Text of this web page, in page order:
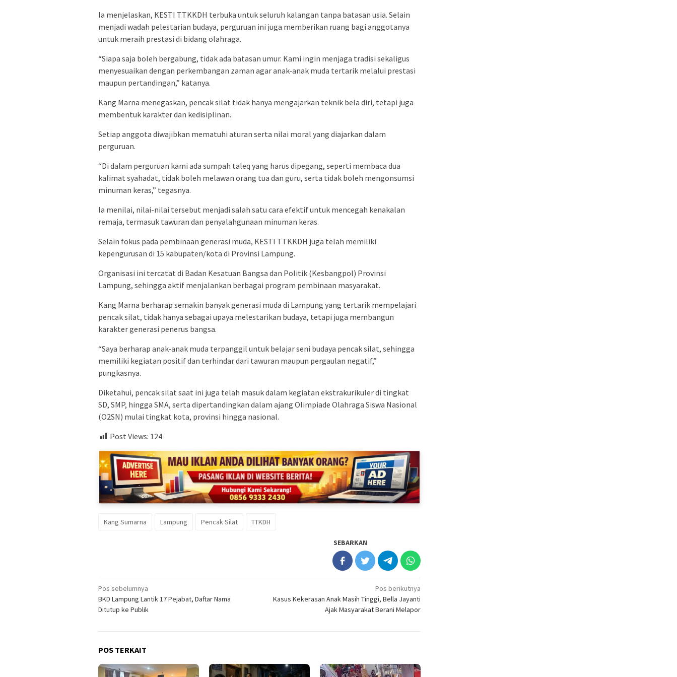
Ia menjelaskan, KESTI TTKKDH terbuka untuk seluruh kalangan tanpa batasan usia. Selain
menjadi wadah pelestarian budaya, perguruan ini juga memberikan ruang bagi anggotanya
untuk meraih prestasi di bidang olahraga.
“Siapa saja boleh bergabung, tidak ada batasan umur. Kami ingin menjaga tradisi sekaligus
menyesuaikan dengan perkembangan zaman agar anak-anak muda tertarik melalui prestasi
maupun pertandingan,” katanya.
Kang Marna menegaskan, pencak silat tidak hanya mengajarkan teknik bela diri, tetapi juga
membentuk karakter dan kedisiplinan.
Setiap anggota diwajibkan mematuhi aturan serta nilai moral yang diajarkan dalam
perguruan.
“Di dalam perguruan kami ada sumpah taleq yang harus dipegang, seperti membaca dua
kalimat syahadat, tidak boleh melawan orang tua dan guru, serta tidak boleh mengonsumsi
minuman keras,” tegasnya.
Ia menilai, nilai-nilai tersebut menjadi salah satu cara efektif untuk mencegah kenakalan
remaja, termasuk tawuran dan penyalahgunaan minuman keras.
Selain fokus pada pembinaan generasi muda, KESTI TTKKDH juga telah memiliki
kepengurusan di 15 kabupaten/kota di Provinsi Lampung.
Organisasi ini tercatat di Badan Kesatuan Bangsa dan Politik (Kesbangpol) Provinsi
Lampung, sehingga aktif menjalankan berbagai program pembinaan masyarakat.
Kang Marna berharap semakin banyak generasi muda di Lampung yang tertarik mempelajari
pencak silat, tidak hanya sebagai upaya melestarikan budaya, tetapi juga membangun
karakter generasi penerus bangsa.
“Saya berharap anak-anak muda terpanggil untuk belajar seni budaya pencak silat, sehingga
memiliki kegiatan positif dan terhindar dari tawuran maupun pergaulan negatif,”
pungkasnya.
Diketahui, pencak silat saat ini juga telah masuk dalam kegiatan ekstrakurikuler di tingkat
SD, SMP, hingga SMA, serta dipertandingkan dalam ajang Olimpiade Olahraga Siswa Nasional
(O2SN) mulai tingkat kota, provinsi hingga nasional.
Post Views: 124
Kang Sumarna Lampung Pencak Silat TTKDH
SEBARKAN
Navigasi
pos
Pos sebelumnya
BKD Lampung Lantik 17 Pejabat, Daftar Nama
Ditutup ke Publik
Pos berikutnya
Kasus Kekerasan Anak Masih Tinggi, Bella Jayanti
Ajak Masyarakat Berani Melapor
POS TERKAIT